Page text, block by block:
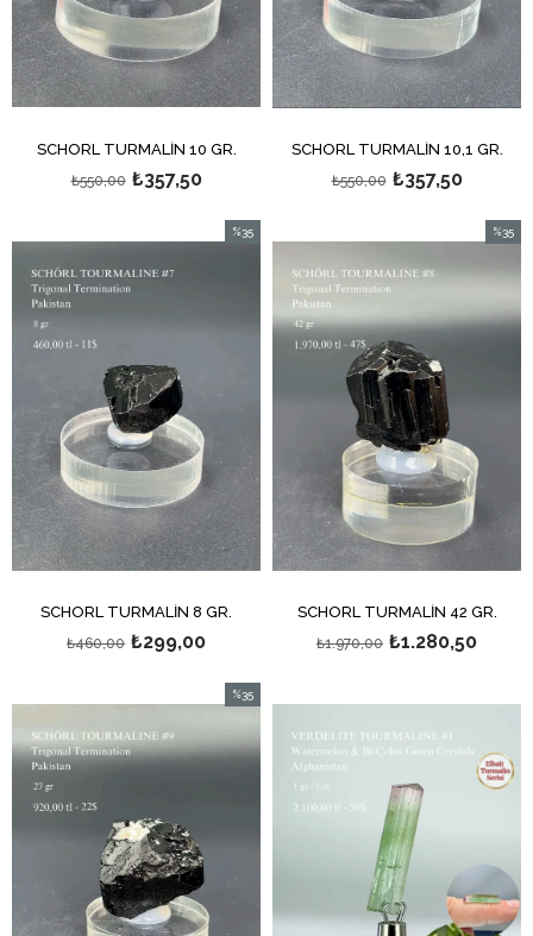
SCHÖRL TURMALİN 10 GR.
₺357,50
₺550,00
SCHÖRL TURMALİN 10,1 GR.
₺357,50
₺550,00
SCHÖRL TURMALİN 8 GR.
₺299,00
₺460,00
%35
SCHÖRL TURMALİN 42 GR.
₺1.280,50
₺1.970,00
%35
%35
%35İndirim